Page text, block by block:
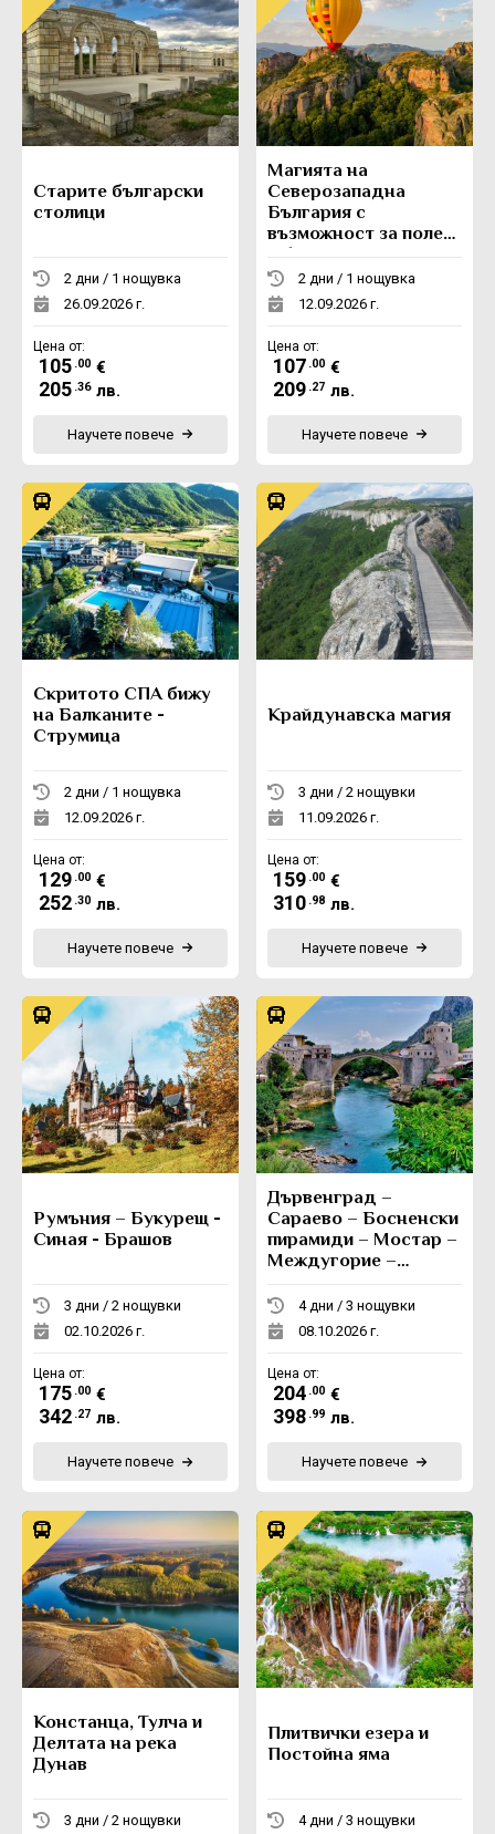
Старите български
столици
2 дни / 1 нощувка
26.09.2026 г.
Цена от:
105 .00 €
205 .36 лв.
Научете повече
Магията на
Северозападна
България с
възможност за полет
с балон
2 дни / 1 нощувка
12.09.2026 г.
Цена от:
107 .00 €
209 .27 лв.
Научете повече
Скритото СПА бижу
на Балканите -
Струмица
2 дни / 1 нощувка
12.09.2026 г.
Цена от:
129 .00 €
252 .30 лв.
Научете повече
Крайдунавска магия
3 дни / 2 нощувки
11.09.2026 г.
Цена от:
159 .00 €
310 .98 лв.
Научете повече
Румъния – Букурещ -
Синая - Брашов
3 дни / 2 нощувки
02.10.2026 г.
Цена от:
175 .00 €
342 .27 лв.
Научете повече
Дървенград –
Сараево – Босненски
пирамиди – Мостар –
Междугорие –
Каменград4 дни / 3 нощувки
08.10.2026 г.
Цена от:
204 .00 €
398 .99 лв.
Научете повече
Констанца, Тулча и
Делтата на река
Дунав
3 дни / 2 нощувки
Плитвички езера и
Постойна яма
4 дни / 3 нощувки